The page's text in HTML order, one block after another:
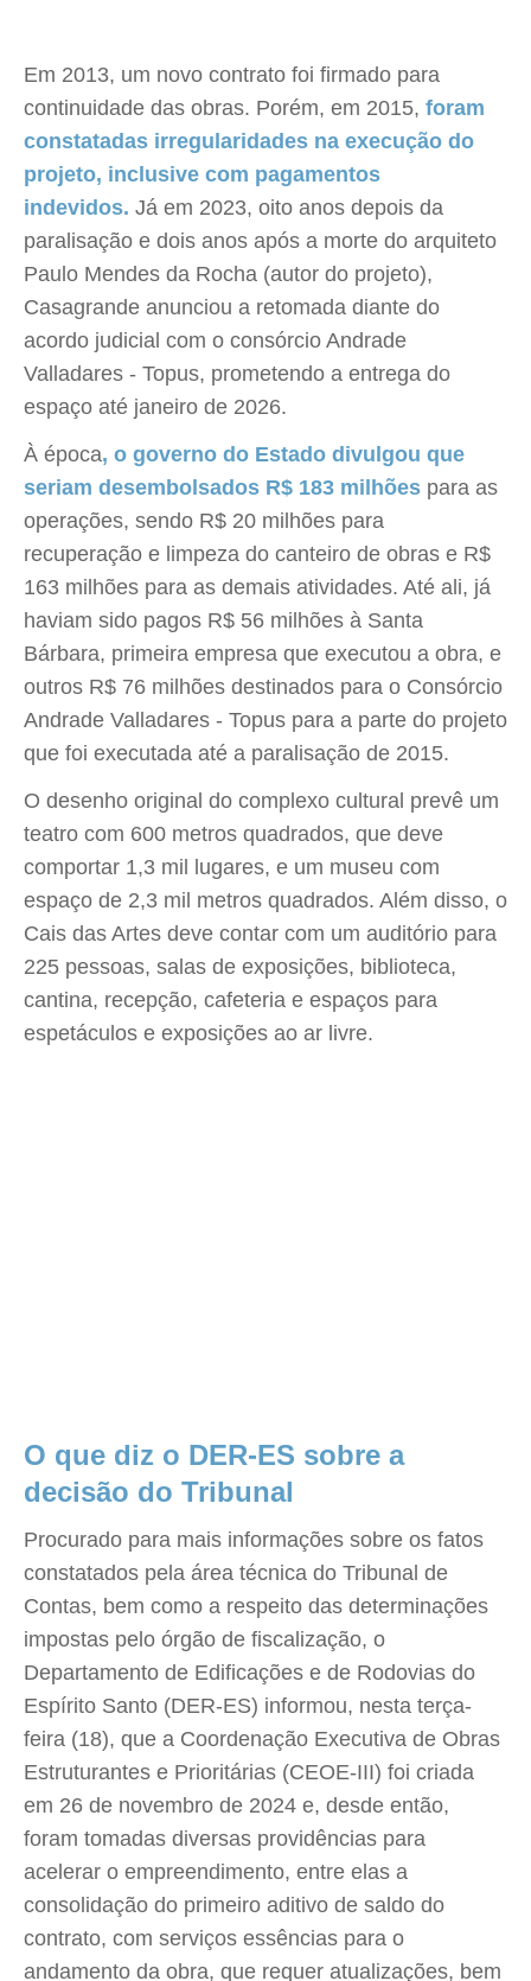
Em 2013, um novo contrato foi firmado para
continuidade das obras. Porém, em 2015, foram
constatadas irregularidades na execução do
projeto, inclusive com pagamentos
indevidos. Já em 2023, oito anos depois da
paralisação e dois anos após a morte do arquiteto
Paulo Mendes da Rocha (autor do projeto),
Casagrande anunciou a retomada diante do
acordo judicial com o consórcio Andrade
Valladares - Topus, prometendo a entrega do
espaço até janeiro de 2026.
À época, o governo do Estado divulgou que
seriam desembolsados R$ 183 milhões para as
operações, sendo R$ 20 milhões para
recuperação e limpeza do canteiro de obras e R$
163 milhões para as demais atividades. Até ali, já
haviam sido pagos R$ 56 milhões à Santa
Bárbara, primeira empresa que executou a obra, e
outros R$ 76 milhões destinados para o Consórcio
Andrade Valladares - Topus para a parte do projeto
que foi executada até a paralisação de 2015.
O desenho original do complexo cultural prevê um
teatro com 600 metros quadrados, que deve
comportar 1,3 mil lugares, e um museu com
espaço de 2,3 mil metros quadrados. Além disso, o
Cais das Artes deve contar com um auditório para
225 pessoas, salas de exposições, biblioteca,
cantina, recepção, cafeteria e espaços para
espetáculos e exposições ao ar livre.
O que diz o DER-ES sobre a
decisão do Tribunal
Procurado para mais informações sobre os fatos
constatados pela área técnica do Tribunal de
Contas, bem como a respeito das determinações
impostas pelo órgão de fiscalização, o
Departamento de Edificações e de Rodovias do
Espírito Santo (DER-ES) informou, nesta terça-
feira (18), que a Coordenação Executiva de Obras
Estruturantes e Prioritárias (CEOE-III) foi criada
em 26 de novembro de 2024 e, desde então,
foram tomadas diversas providências para
acelerar o empreendimento, entre elas a
consolidação do primeiro aditivo de saldo do
contrato, com serviços essências para o
andamento da obra, que requer atualizações, bem